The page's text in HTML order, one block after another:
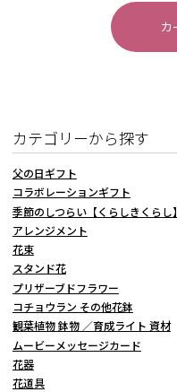
カテゴリーから探す
父の日ギフト
コラボレーションギフト
季節のしつらい【くらしきくらし】
アレンジメント
花束
スタンド花
プリザーブドフラワー
コチョウラン その他花鉢
観葉植物 鉢物 ／育成ライト 資材
ムービーメッセージカード
花器
花道具